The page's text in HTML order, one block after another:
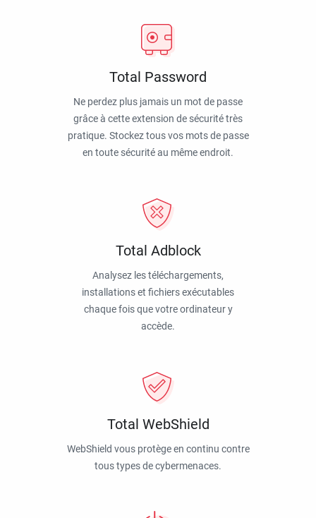
Total Password
Ne perdez plus jamais un mot de passe
grâce à cette extension de sécurité très
pratique. Stockez tous vos mots de passe
en toute sécurité au même endroit.
Total Adblock
Analysez les téléchargements,
installations et fichiers exécutables
chaque fois que votre ordinateur y
accède.
Total WebShield
WebShield vous protège en continu contre
tous types de cybermenaces.